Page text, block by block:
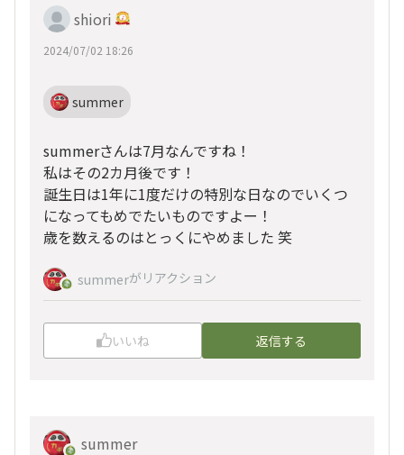
shiori
2024/07/02 18:26
summer
summerさんは7月なんですね！
私はその2カ月後です！
誕生日は1年に1度だけの特別な日なのでいくつ
になってもめでたいものですよー！
歳を数えるのはとっくにやめました 笑
summerがリアクション
いいね 返信する
summer